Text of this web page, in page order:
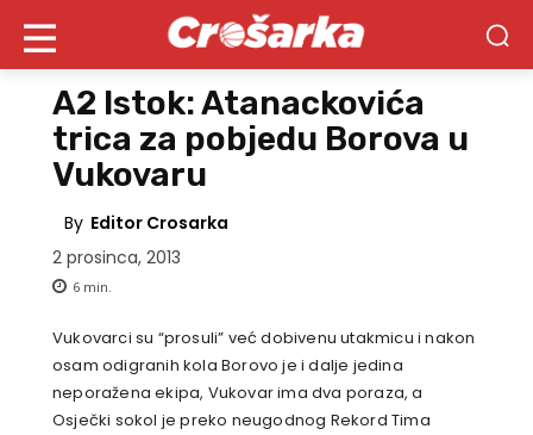
A2 Istok: Atanackovića
trica za pobjedu Borova u
Vukovaru
By Editor Crosarka
2 prosinca, 2013
6 min.
Vukovarci su “prosuli” već dobivenu utakmicu i nakon
osam odigranih kola Borovo je i dalje jedina
neporažena ekipa, Vukovar ima dva poraza, a
Osječki sokol je preko neugodnog Rekord Tima